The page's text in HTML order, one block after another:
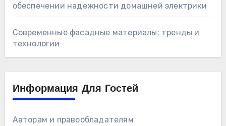
обеспечении надежности домашней электрики
Современные фасадные материалы: тренды и
технологии
Информация Для Гостей
Авторам и правообладателям